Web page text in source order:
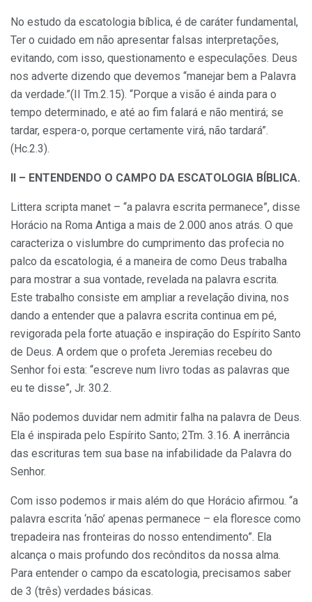
No estudo da escatologia bíblica, é de caráter fundamental,
Ter o cuidado em não apresentar falsas interpretações,
evitando, com isso, questionamento e especulações. Deus
nos adverte dizendo que devemos “manejar bem a Palavra
da verdade.”(II Tm.2.15). “Porque a visão é ainda para o
tempo determinado, e até ao fim falará e não mentirá; se
tardar, espera-o, porque certamente virá, não tardará”.
(Hc.2.3).
II – ENTENDENDO O CAMPO DA ESCATOLOGIA BÍBLICA.
Littera scripta manet – “a palavra escrita permanece”, disse
Horácio na Roma Antiga a mais de 2.000 anos atrás. O que
caracteriza o vislumbre do cumprimento das profecia no
palco da escatologia, é a maneira de como Deus trabalha
para mostrar a sua vontade, revelada na palavra escrita.
Este trabalho consiste em ampliar a revelação divina, nos
dando a entender que a palavra escrita continua em pé,
revigorada pela forte atuação e inspiração do Espírito Santo
de Deus. A ordem que o profeta Jeremias recebeu do
Senhor foi esta: “escreve num livro todas as palavras que
eu te disse”, Jr. 30.2.
Não podemos duvidar nem admitir falha na palavra de Deus.
Ela é inspirada pelo Espírito Santo; 2Tm. 3.16. A inerrância
das escrituras tem sua base na infabilidade da Palavra do
Senhor.
Com isso podemos ir mais além do que Horácio afirmou. “a
palavra escrita ‘não’ apenas permanece – ela floresce como
trepadeira nas fronteiras do nosso entendimento”. Ela
alcança o mais profundo dos recônditos da nossa alma.
Para entender o campo da escatologia, precisamos saber
de 3 (três) verdades básicas.